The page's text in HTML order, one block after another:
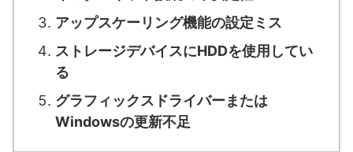
アップスケーリング機能の設定ミス
ストレージデバイスにHDDを使用してい
る
グラフィックスドライバーまたは
Windowsの更新不足